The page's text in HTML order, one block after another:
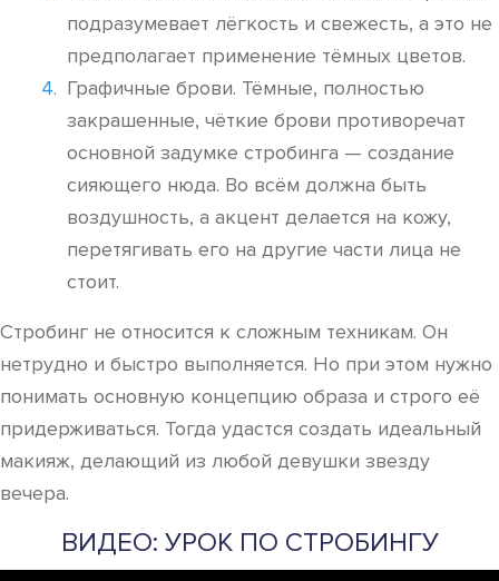
подразумевает лёгкость и свежесть, а это не
предполагает применение тёмных цветов.
Графичные брови. Тёмные, полностью
закрашенные, чёткие брови противоречат
основной задумке стробинга — создание
сияющего нюда. Во всём должна быть
воздушность, а акцент делается на кожу,
перетягивать его на другие части лица не
стоит.
Стробинг не относится к сложным техникам. Он
нетрудно и быстро выполняется. Но при этом нужно
понимать основную концепцию образа и строго её
придерживаться. Тогда удастся создать идеальный
макияж, делающий из любой девушки звезду
вечера.
ВИДЕО: УРОК ПО СТРОБИНГУ